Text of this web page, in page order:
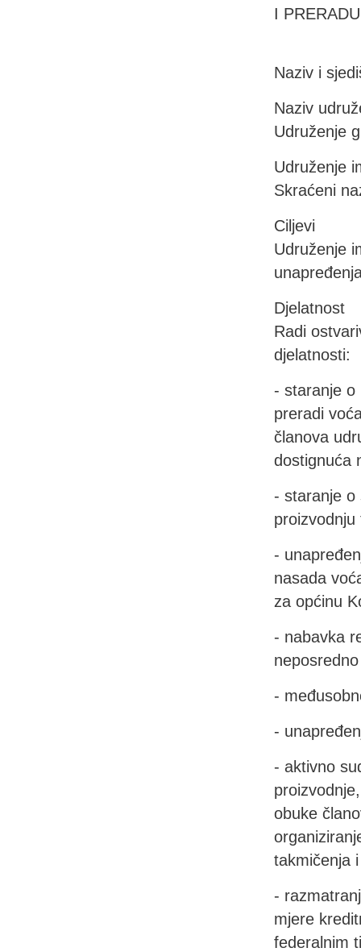
I
Naziv i
Naziv
Udruženje
Udruženje
Skraćeni
Ciljevi
Udruženje
Djelatnost
Radi
djelatnosti:
- staranje o
preradi
članova
dostignuća
- staranje o
-
nasada
za općinu
- nabavka
-
-
- aktivno
obuke
takmičenja
-
mjere
federalnim